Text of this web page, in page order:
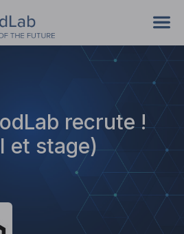
recrute !
et stage)